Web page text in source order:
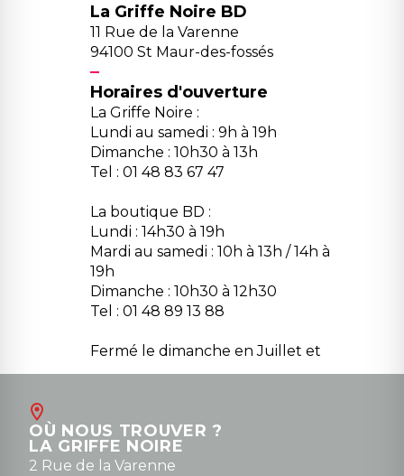
La Griffe Noire BD
11 Rue de la Varenne
94100 St Maur-des-fossés
Horaires d'ouverture
La Griffe Noire :
Lundi au samedi : 9h à 19h
Dimanche : 10h30 à 13h
Tel : 01 48 83 67 47
La boutique BD :
Lundi : 14h30 à 19h
Mardi au samedi : 10h à 13h / 14h à
19h
Dimanche : 10h30 à 12h30
Tel : 01 48 89 13 88
Fermé le dimanche en Juillet et
Août
contact@la-griffe-noire.com
0148836747
OÙ NOUS TROUVER ?
LA GRIFFE NOIRE
2 Rue de la Varenne